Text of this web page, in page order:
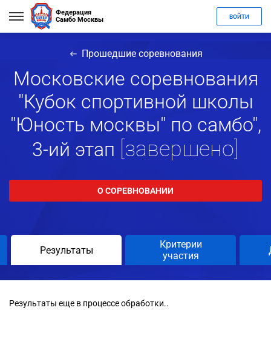
Федерация
Самбо Москвы
ВОЙТИ
Прошедшие соревнования
Московские соревнования
"Кубок спортивной школы
"Юность москвы" по самбо",
3-ий этап [завершено]
О СОРЕВНОВАНИИ
Результаты
Критерии
участия
Результаты еще в процессе обработки..